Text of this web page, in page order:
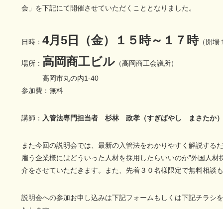
会」を下記にて開催させていただくこととなりました。
日時：4月5日（金）１５時～１７時（開場
場所： 高岡商工ビル （高岡商工会議所）
高岡市丸の内1-40
参加費：無料
講師： 入管法専門担当者 杉林 政孝（すぎばやし まさたか
また今回の説明会では、最新の入管法をわかりやすく解説する
雇う企業様にはどういった人材を採用したらいいのか”外国人材
介をさせていただきます。また、先着３０名様限定で無料相談
説明会への参加お申し込みは下記フォームもしくは下記チラシ